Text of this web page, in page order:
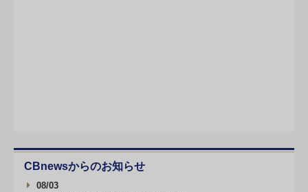
CBnewsからのお知らせ
08/03